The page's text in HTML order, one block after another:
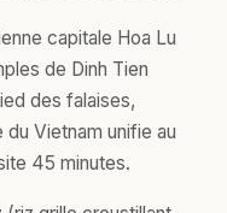
capitale Hoa Lu
de Dinh Tien
des falaises,
Vietnam unifie au
45 minutes.